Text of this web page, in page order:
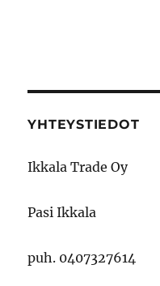
YHTEYSTIEDOT
Ikkala Trade Oy
Pasi Ikkala
puh. 0407327614